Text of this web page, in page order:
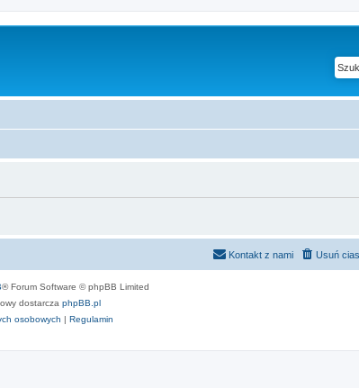
Usuń
Kontakt z nami
® Forum Software © phpBB Limited
dostarcza phpBB.pl
osobowych | Regulamin